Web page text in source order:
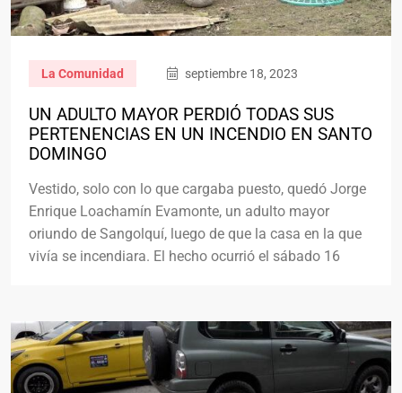
La Comunidad septiembre 18, 2023
UN ADULTO MAYOR PERDIÓ TODAS SUS
PERTENENCIAS EN UN INCENDIO EN SANTO
DOMINGO
Vestido, solo con lo que cargaba puesto, quedó Jorge
Enrique Loachamín Evamonte, un adulto mayor
oriundo de Sangolquí, luego de que la casa en la que
vivía se incendiara. El hecho ocurrió el sábado 16